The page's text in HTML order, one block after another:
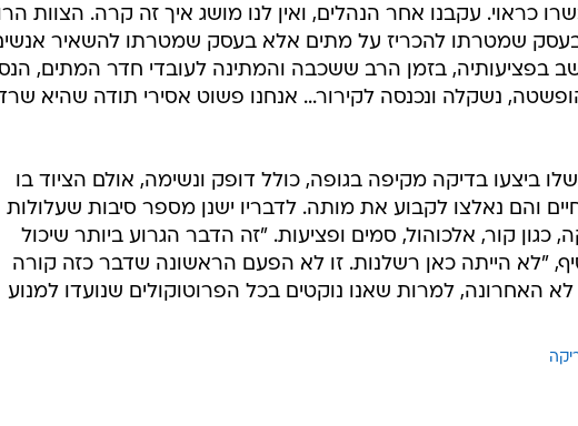
כראוי. עקבנו אחר הנהלים, ואין לנו מושג איך זה קרה. הצוות
בעסק שמטרתו להכריז על מתים אלא בעסק שמטרתו להשאיר
בפציעותיה, בזמן הרב ששכבה והמתינה לעובדי חדר המתים,
נשקלה ונכנסה לקירור... אנחנו פשוט אסירי תודה שהיא
ביצעו בדיקה מקיפה בגופה, כולל דופק ונשימה, אולם הציוד בו
והם נאלצו לקבוע את מותה. לדבריו ישנן מספר סיבות שעלולות
קור, אלכוהול, סמים ופציעות. "זה הדבר הגרוע ביותר שיכול
"לא הייתה כאן רשלנות. זו לא הפעם הראשונה שדבר כזה קורה
האחרונה, למרות שאנו נוקטים בכל הפרוטוקולים שנועדו למנוע